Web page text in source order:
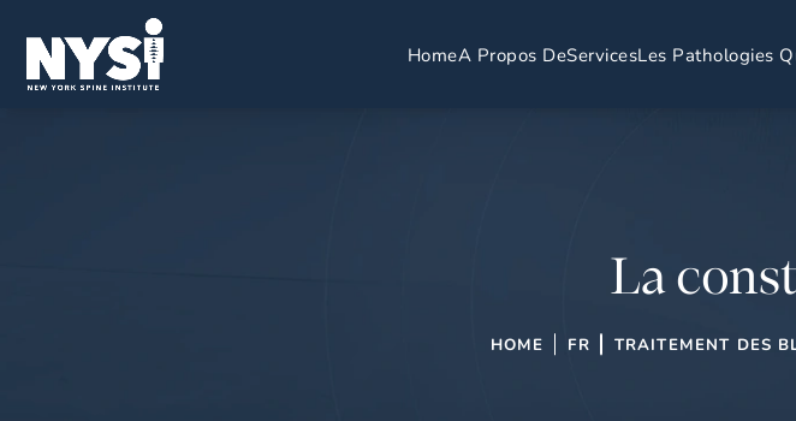
HomeA Propos DeServicesLes Pathologies
La
HOME FR TRAITEMENT DES